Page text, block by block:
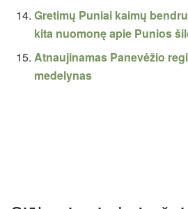
Gretimų Puniai kaimų
kita nuomonę apie Punios
Atnaujinamas Panevėžio
medelynas